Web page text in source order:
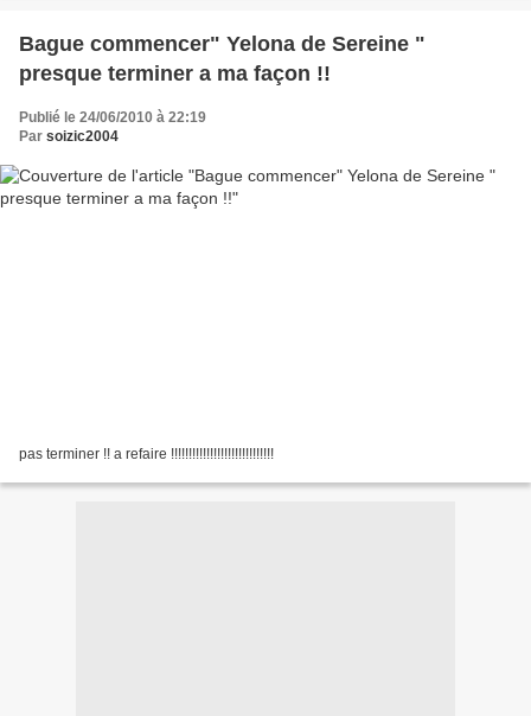
Bague commencer" Yelona de Sereine "
presque terminer a ma façon !!
Publié le 24/06/2010 à 22:19
Par soizic2004
pas terminer !! a refaire !!!!!!!!!!!!!!!!!!!!!!!!!!!!!